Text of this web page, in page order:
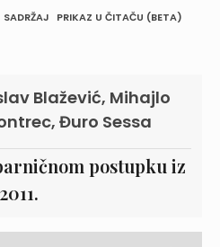
SADRŽAJ PRIKAZ U ČITAČU (BETA)
Blažević, Mihajlo
Đuro Sessa
postupku iz
2011.